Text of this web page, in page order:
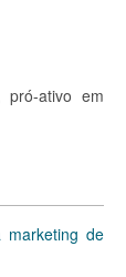
pró-ativo em
marketing de